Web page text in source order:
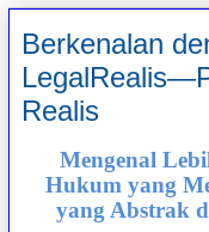
Berkenalan
Realis
Mengenal
Hukum yang
yang Abstrak